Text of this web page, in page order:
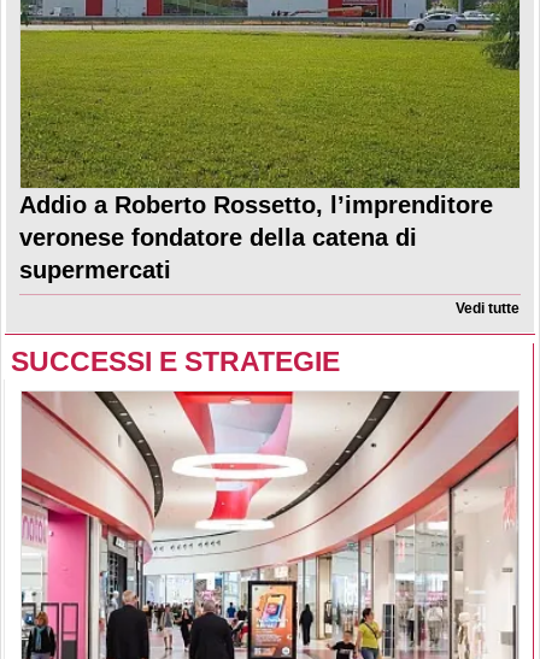
Addio a Roberto Rossetto, l’imprenditore
veronese fondatore della catena di
supermercati
Vedi tutte
SUCCESSI E STRATEGIE